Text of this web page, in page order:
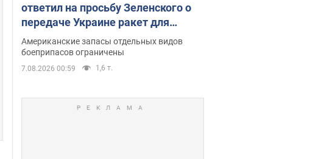
ответил на просьбу Зеленского о
передаче Украине ракет для
Patriot
Американские запасы отдельных видов
боеприпасов ограничены
7.08.2026 00:59 1,6 т.